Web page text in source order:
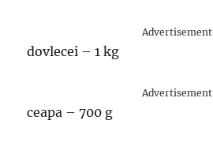
Advertisement
dovlecei – 1 kg
Advertisement
ceapa – 700 g